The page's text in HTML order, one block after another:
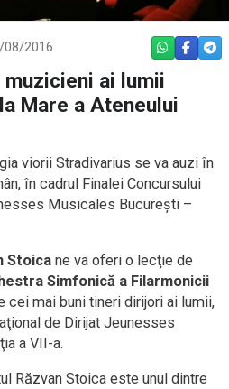
08/2016 WHATSAPP
ai lumii
Mare a Ateneului
viorii Stradivarius se va auzi în
în cadrul Finalei Concursului
Musicales Bucureşti –
Stoica ne va oferi o lecţie de
Simfonică a Filarmonicii
cei mai buni tineri dirijori ai lumii,
de Dirijat Jeunesses
a VII-a.
Răzvan Stoica este unul dintre